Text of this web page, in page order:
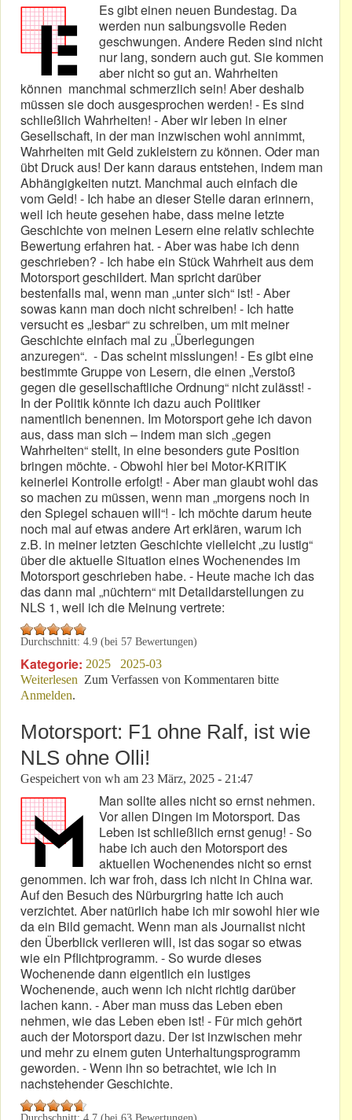
Es gibt einen neuen Bundestag. Da
werden nun salbungsvolle Reden
geschwungen. Andere Reden sind nicht
nur lang, sondern auch gut. Sie kommen
aber nicht so gut an. Wahrheiten
können manchmal schmerzlich sein! Aber deshalb
müssen sie doch ausgesprochen werden! - Es sind
schließlich Wahrheiten! - Aber wir leben in einer
Gesellschaft, in der man inzwischen wohl annimmt,
Wahrheiten mit Geld zukleistern zu können. Oder man
übt Druck aus! Der kann daraus entstehen, indem man
Abhängigkeiten nutzt. Manchmal auch einfach die
vom Geld! - Ich habe an dieser Stelle daran erinnern,
weil ich heute gesehen habe, dass meine letzte
Geschichte von meinen Lesern eine relativ schlechte
Bewertung erfahren hat. - Aber was habe ich denn
geschrieben? - Ich habe ein Stück Wahrheit aus dem
Motorsport geschildert. Man spricht darüber
bestenfalls mal, wenn man „unter sich“ ist! - Aber
sowas kann man doch nicht schreiben! - Ich hatte
versucht es „lesbar“ zu schreiben, um mit meiner
Geschichte einfach mal zu „Überlegungen
anzuregen“. - Das scheint misslungen! - Es gibt eine
bestimmte Gruppe von Lesern, die einen „Verstoß
gegen die gesellschaftliche Ordnung“ nicht zulässt! -
In der Politik könnte ich dazu auch Politiker
namentlich benennen. Im Motorsport gehe ich davon
aus, dass man sich – indem man sich „gegen
Wahrheiten“ stellt, in eine besonders gute Position
bringen möchte. - Obwohl hier bei Motor-KRITIK
keinerlei Kontrolle erfolgt! - Aber man glaubt wohl das
so machen zu müssen, wenn man „morgens noch in
den Spiegel schauen will“! - Ich möchte darum heute
noch mal auf etwas andere Art erklären, warum ich
z.B. in meiner letzten Geschichte vielleicht „zu lustig“
über die aktuelle Situation eines Wochenendes im
Motorsport geschrieben habe. - Heute mache ich das
das dann mal „nüchtern“ mit Detaildarstellungen zu
NLS 1, weil ich die Meinung vertrete:
Durchschnitt: 4.9 (bei 57 Bewertungen)
Kategorie: 2025
2025-03
Weiterlesen über Angepasstes Verhalten muss auch Grenzen haben!
Zum Verfassen von Kommentaren bitte
Anmelden.
Motorsport: F1 ohne Ralf, ist wie
NLS ohne Olli!
Gespeichert von wh am 23 März, 2025 - 21:47
Man sollte alles nicht so ernst nehmen.
Vor allen Dingen im Motorsport. Das
Leben ist schließlich ernst genug! - So
habe ich auch den Motorsport des
aktuellen Wochenendes nicht so ernst
genommen. Ich war froh, dass ich nicht in China war.
Auf den Besuch des Nürburgring hatte ich auch
verzichtet. Aber natürlich habe ich mir sowohl hier wie
da ein Bild gemacht. Wenn man als Journalist nicht
den Überblick verlieren will, ist das sogar so etwas
wie ein Pflichtprogramm. - So wurde dieses
Wochenende dann eigentlich ein lustiges
Wochenende, auch wenn ich nicht richtig darüber
lachen kann. - Aber man muss das Leben eben
nehmen, wie das Leben eben ist! - Für mich gehört
auch der Motorsport dazu. Der ist inzwischen mehr
und mehr zu einem guten Unterhaltungsprogramm
geworden. - Wenn ihn so betrachtet, wie ich in
nachstehender Geschichte.